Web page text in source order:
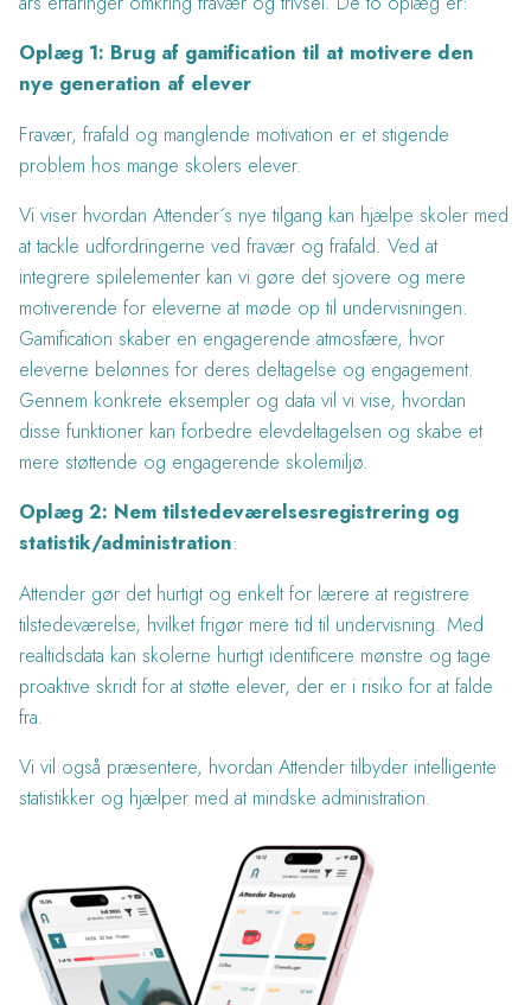
Oplæg 1: Brug af gamification til at motivere den
nye generation af elever
Fravær, frafald og manglende motivation er et stigende
problem hos mange skolers elever.
Vi viser hvordan Attender´s nye tilgang kan hjælpe skoler med
at tackle udfordringerne ved fravær og frafald. Ved at
integrere spilelementer kan vi gøre det sjovere og mere
motiverende for eleverne at møde op til undervisningen.
Gamification skaber en engagerende atmosfære, hvor
eleverne belønnes for deres deltagelse og engagement.
Gennem konkrete eksempler og data vil vi vise, hvordan
disse funktioner kan forbedre elevdeltagelsen og skabe et
mere støttende og engagerende skolemiljø.
Oplæg 2: Nem tilstedeværelsesregistrering og
statistik/administration:
Attender gør det hurtigt og enkelt for lærere at registrere
tilstedeværelse, hvilket frigør mere tid til undervisning. Med
realtidsdata kan skolerne hurtigt identificere mønstre og tage
proaktive skridt for at støtte elever, der er i risiko for at falde
fra.
Vi vil også præsentere, hvordan Attender tilbyder intelligente
statistikker og hjælper med at mindske administration.